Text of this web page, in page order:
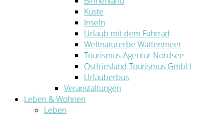
Küste
Inseln
Urlaub mit dem Fahrrad
Weltnaturerbe Wattenmeer
Tourismus-Agentur Nordsee
Ostfriesland Tourismus GmbH
Urlauberbus
Veranstaltungen
Leben & Wohnen
Leben